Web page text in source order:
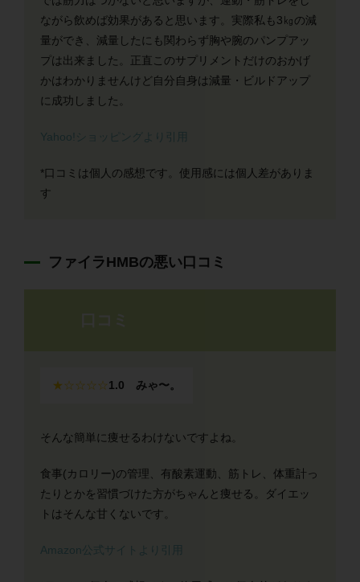
ながら飲めば効果があると思います。実際私も3㎏の減
量ができ、減量したにも関わらず胸や腕のパンプアッ
プは出来ました。正直このサプリメントだけのおかげ
かはわかりませんけど自分自身は減量・ビルドアップ
に成功しました。
Yahoo!ショッピングより引用
*口コミは個人の感想です。使用感には個人差がありま
す
ファイラHMBの悪い口コミ
★☆☆☆☆1.0 みゃ〜。
そんな簡単に痩せるわけないですよね。
食事(カロリー)の管理、有酸素運動、筋トレ、体重計っ
たりとかを習慣づけた方がちゃんと痩せる。ダイエッ
トはそんな甘くないです。
Amazon公式サイトより引用